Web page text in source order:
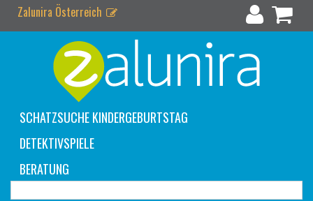
Zalunira Österreich
SCHATZSUCHE KINDERGEBURTSTAG
DETEKTIVSPIELE
BERATUNG